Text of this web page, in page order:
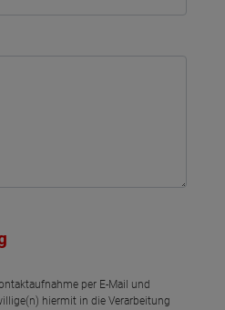
per E-Mail und
hiermit in die Verarbeitung